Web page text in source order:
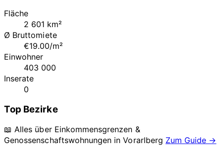
Fläche
2 601 km²
Ø Bruttomiete
€19.00/m²
Einwohner
403 000
Inserate
0
Top Bezirke
📖 Alles über Einkommensgrenzen &
Genossenschaftswohnungen inVorarlberg Zum Guide →